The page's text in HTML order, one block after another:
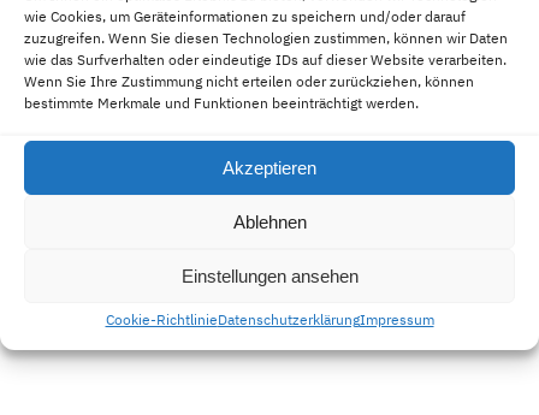
wie Cookies, um Geräteinformationen zu speichern und/oder darauf
zuzugreifen. Wenn Sie diesen Technologien zustimmen, können wir Daten
wie das Surfverhalten oder eindeutige IDs auf dieser Website verarbeiten.
Wenn Sie Ihre Zustimmung nicht erteilen oder zurückziehen, können
bestimmte Merkmale und Funktionen beeinträchtigt werden.
Akzeptieren
Ablehnen
Einstellungen ansehen
Cookie-RichtlinieDatenschutzerklärungImpressum
Allgemeine
Geschäftsbedingungen
Impressum
Datenschutzerklärung
Cookie-Richlinie
Termin-Buchung